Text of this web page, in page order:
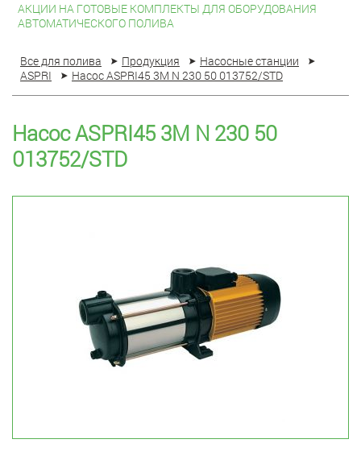
АКЦИИ НА ГОТОВЫЕ КОМПЛЕКТЫ ДЛЯ ОБОРУДОВАНИЯ
АВТОМАТИЧЕСКОГО ПОЛИВА
Все для полива Продукция
Насосные станции
ASPRI
Насос ASPRI45 3M N 230 50 013752/STD
Насос ASPRI45 3M N 230 50
013752/STD